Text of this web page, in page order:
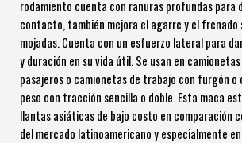
rodamiento cuenta con ranuras profundas para
contacto, también mejora el agarre y el frenado
mojadas. Cuenta con un esfuerzo lateral para
y duración en su vida útil. Se usan en
pasajeros o camionetas de trabajo con furgón o
peso con tracción sencilla o doble. Esta maca
llantas asiáticas de bajo costo en comparación
del mercado latinoamericano y especialmente